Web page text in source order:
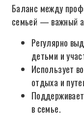
Баланс между
семьей — важный
Регулярно
детьми и
Использует
отдыха и
в семье.